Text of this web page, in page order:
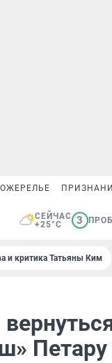
СЕЙЧАС
+25°C
3
и критика Татьяны Ким